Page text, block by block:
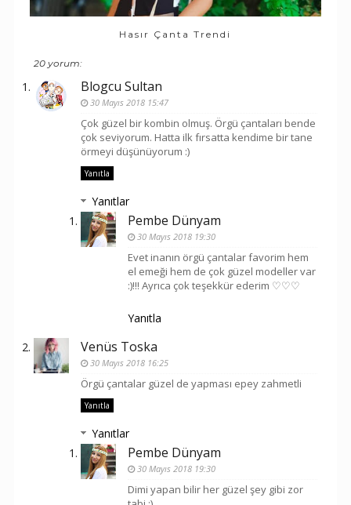
Hasır Çanta Trendi
20 yorum:
Blogcu Sultan
30 Mayıs 2018 15:47
Çok güzel bir kombin olmuş. Örgü çantaları bende
çok seviyorum. Hatta ilk fırsatta kendime bir tane
örmeyi düşünüyorum :)
Yanıtla
Yanıtlar
Pembe Dünyam
30 Mayıs 2018 19:30
Evet inanın örgü çantalar favorim hem
el emeği hem de çok güzel modeller var
:)!!! Ayrıca çok teşekkür ederim ♡♡♡
Yanıtla
Venüs Toska
30 Mayıs 2018 16:25
Örgü çantalar güzel de yapması epey zahmetli
Yanıtla
Yanıtlar
Pembe Dünyam
30 Mayıs 2018 19:30
Dimi yapan bilir her güzel şey gibi zor